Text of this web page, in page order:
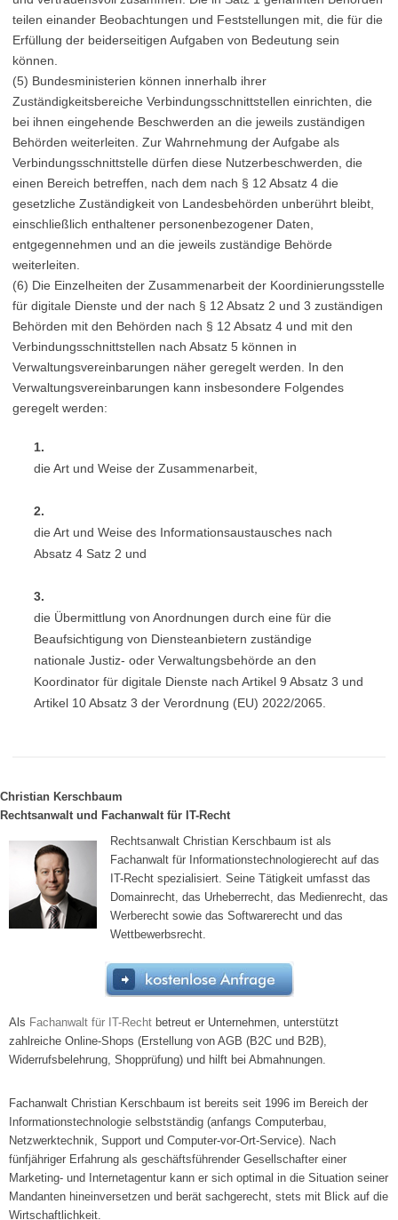
teilen einander Beobachtungen und Feststellungen mit, die für die
Erfüllung der beiderseitigen Aufgaben von Bedeutung sein
können.
(5) Bundesministerien können innerhalb ihrer
Zuständigkeitsbereiche Verbindungsschnittstellen einrichten, die
bei ihnen eingehende Beschwerden an die jeweils zuständigen
Behörden weiterleiten. Zur Wahrnehmung der Aufgabe als
Verbindungsschnittstelle dürfen diese Nutzerbeschwerden, die
einen Bereich betreffen, nach dem nach § 12 Absatz 4 die
gesetzliche Zuständigkeit von Landesbehörden unberührt bleibt,
einschließlich enthaltener personenbezogener Daten,
entgegennehmen und an die jeweils zuständige Behörde
weiterleiten.
(6) Die Einzelheiten der Zusammenarbeit der Koordinierungsstelle
für digitale Dienste und der nach § 12 Absatz 2 und 3 zuständigen
Behörden mit den Behörden nach § 12 Absatz 4 und mit den
Verbindungsschnittstellen nach Absatz 5 können in
Verwaltungsvereinbarungen näher geregelt werden. In den
Verwaltungsvereinbarungen kann insbesondere Folgendes
geregelt werden:
1.
die Art und Weise der Zusammenarbeit,
2.
die Art und Weise des Informationsaustausches nach
Absatz 4 Satz 2 und
3.
die Übermittlung von Anordnungen durch eine für die
Beaufsichtigung von Diensteanbietern zuständige
nationale Justiz- oder Verwaltungsbehörde an den
Koordinator für digitale Dienste nach Artikel 9 Absatz 3 und
Artikel 10 Absatz 3 der Verordnung (EU) 2022/2065.
Christian Kerschbaum
Rechtsanwalt und Fachanwalt für IT-Recht
Rechtsanwalt Christian Kerschbaum ist als
Fachanwalt für Informationstechnologierecht auf das
IT-Recht spezialisiert. Seine Tätigkeit umfasst das
Domainrecht, das Urheberrecht, das Medienrecht, das
Werberecht sowie das Softwarerecht und das
Wettbewerbsrecht.
Als Fachanwalt für IT-Recht betreut er Unternehmen, unterstützt
zahlreiche Online-Shops (Erstellung von AGB (B2C und B2B),
Widerrufsbelehrung, Shopprüfung) und hilft bei Abmahnungen.
Fachanwalt Christian Kerschbaum ist bereits seit 1996 im Bereich der
Informationstechnologie selbstständig (anfangs Computerbau,
Netzwerktechnik, Support und Computer-vor-Ort-Service). Nach
fünfjähriger Erfahrung als geschäftsführender Gesellschafter einer
Marketing- und Internetagentur kann er sich optimal in die Situation seiner
Mandanten hineinversetzen und berät sachgerecht, stets mit Blick auf die
Wirtschaftlichkeit.